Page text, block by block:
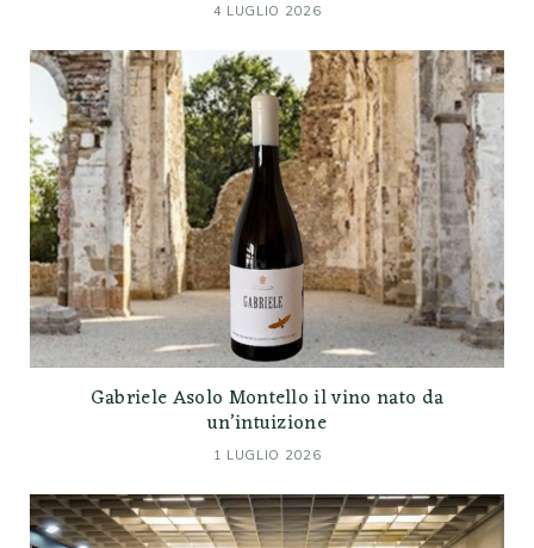
4 LUGLIO 2026
Gabriele Asolo Montello il vino nato da
un’intuizione
1 LUGLIO 2026